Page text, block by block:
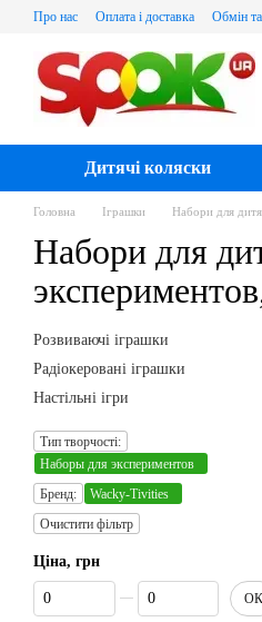
Перейти до основного контенту
Про нас Оплата і доставка Обмін
Дитячі коляски
Головна Іграшки Набори для
Набори для
Розвиваючі іграшки
Радіокеровані іграшки
Настільні ігри
Тип творчості:
Наборы для экспериментов
Бренд:
Wacky-Tivities
Очистити фільтр
Ціна, грн
Від Ціна, грн
До Ціна, грн
ОК